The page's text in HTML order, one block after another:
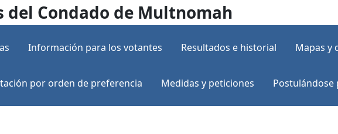
del Condado de Multnomah
Información para los votantes Resultados e historial Mapas y
por orden de preferencia Medidas y peticiones Postulándose